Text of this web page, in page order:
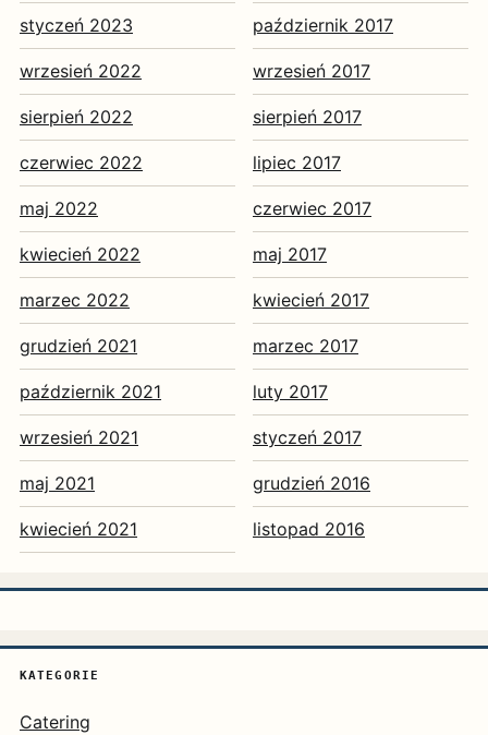
styczeń 2023
wrzesień 2022
sierpień 2022
czerwiec 2022
maj 2022
kwiecień 2022
marzec 2022
grudzień 2021
październik 2021
wrzesień 2021
maj 2021
kwiecień 2021
październik 2017
wrzesień 2017
sierpień 2017
lipiec 2017
czerwiec 2017
maj 2017
kwiecień 2017
marzec 2017
luty 2017
styczeń 2017
grudzień 2016
listopad 2016
KATEGORIE
Catering